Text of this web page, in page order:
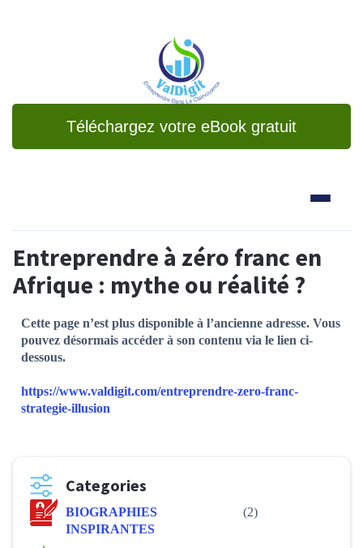
Téléchargez votre eBook gratuit
Entreprendre à zéro franc en
Afrique : mythe ou réalité ?
Cette page n’est plus disponible à l’ancienne adresse. Vous
pouvez désormais accéder à son contenu via le lien ci-
dessous.
https://www.valdigit.com/entreprendre-zero-franc-
strategie-illusion
Categories
BIOGRAPHIES
INSPIRANTES
(2)